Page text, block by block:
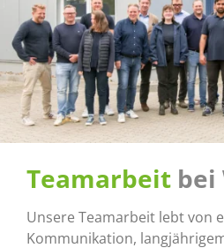
Teamarbeit bei
Unsere Teamarbeit lebt von
Kommunikation,